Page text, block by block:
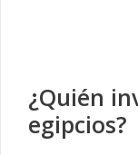
¿Quién
egipcios?